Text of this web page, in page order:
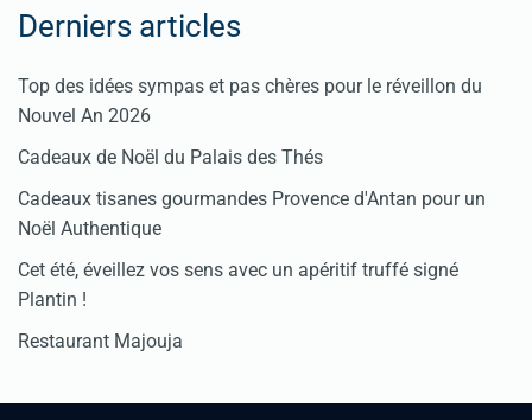
Derniers articles
Top des idées sympas et pas chères pour le réveillon du
Nouvel An 2026
Cadeaux de Noël du Palais des Thés
Cadeaux tisanes gourmandes Provence d'Antan pour un
Noël Authentique
Cet été, éveillez vos sens avec un apéritif truffé signé
Plantin !
Restaurant Majouja